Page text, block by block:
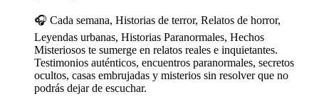
🎧 Cada semana, Historias de terror, Relatos de horror,
Leyendas urbanas, Historias Paranormales, Hechos
Misteriosos te sumerge en relatos reales e inquietantes.
Testimonios auténticos, encuentros paranormales, secretos
ocultos, casas embrujadas y misterios sin resolver que no
podrás dejar de escuchar.